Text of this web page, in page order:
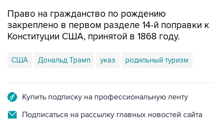
Право на гражданство по рождению
закреплено в первом разделе 14-й поправки к
Конституции США, принятой в 1868 году.
США Дональд Трамп указ родильный туризм
Купить подписку на профессиональную ленту
Подписаться на рассылку главных новостей сайта